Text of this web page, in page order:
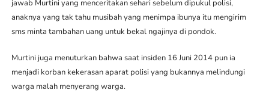
jawab Murtini yang menceritakan sehari sebelum dipukul polisi,
anaknya yang tak tahu musibah yang menimpa ibunya itu mengirim
sms minta tambahan uang untuk bekal ngajinya di pondok.
Murtini juga menuturkan bahwa saat insiden 16 Juni 2014 pun ia
menjadi korban kekerasan aparat polisi yang bukannya melindungi
warga malah menyerang warga.